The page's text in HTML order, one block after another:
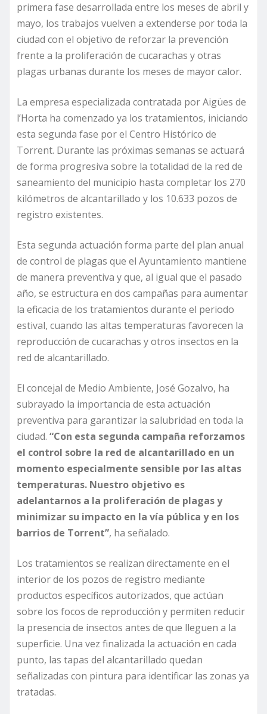
primera fase desarrollada entre los meses de abril y
mayo, los trabajos vuelven a extenderse por toda la
ciudad con el objetivo de reforzar la prevención
frente a la proliferación de cucarachas y otras
plagas urbanas durante los meses de mayor calor.
La empresa especializada contratada por Aigües de
l’Horta ha comenzado ya los tratamientos, iniciando
esta segunda fase por el Centro Histórico de
Torrent. Durante las próximas semanas se actuará
de forma progresiva sobre la totalidad de la red de
saneamiento del municipio hasta completar los 270
kilómetros de alcantarillado y los 10.633 pozos de
registro existentes.
Esta segunda actuación forma parte del plan anual
de control de plagas que el Ayuntamiento mantiene
de manera preventiva y que, al igual que el pasado
año, se estructura en dos campañas para aumentar
la eficacia de los tratamientos durante el periodo
estival, cuando las altas temperaturas favorecen la
reproducción de cucarachas y otros insectos en la
red de alcantarillado.
El concejal de Medio Ambiente, José Gozalvo, ha
subrayado la importancia de esta actuación
preventiva para garantizar la salubridad en toda la
ciudad. “Con esta segunda campaña reforzamos
el control sobre la red de alcantarillado en un
momento especialmente sensible por las altas
temperaturas. Nuestro objetivo es
adelantarnos a la proliferación de plagas y
minimizar su impacto en la vía pública y en los
barrios de Torrent”, ha señalado.
Los tratamientos se realizan directamente en el
interior de los pozos de registro mediante
productos específicos autorizados, que actúan
sobre los focos de reproducción y permiten reducir
la presencia de insectos antes de que lleguen a la
superficie. Una vez finalizada la actuación en cada
punto, las tapas del alcantarillado quedan
señalizadas con pintura para identificar las zonas ya
tratadas.